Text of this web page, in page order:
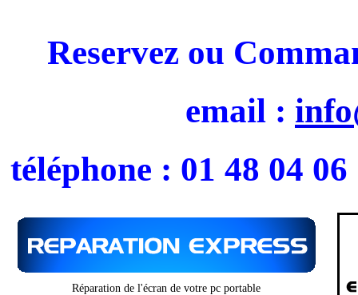
Reservez ou
email :
téléphone : 01 48 04
Réparation de l'écran de votre pc portable